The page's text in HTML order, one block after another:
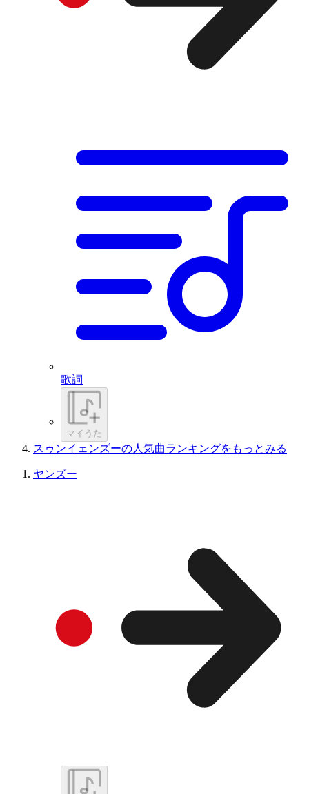
歌詞
マイうた
スゥンイェンズーの人気曲ランキングをもっとみる
ヤンズー